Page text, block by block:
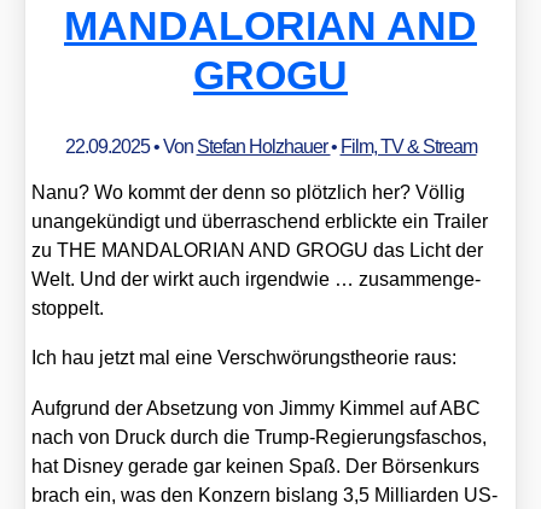
MANDALORIAN AND
GROGU
22.09.2025• Von Stefan Holzhauer• Film, TV & Stream
Nanu? Wo kommt der denn so plötz­lich her? Völ­lig
unan­ge­kün­digt und über­ra­schend erblick­te ein Trai­ler
zu THE MANDALORIAN AND GROGU das Licht der
Welt. Und der wirkt auch irgend­wie … zusam­men­ge­
stop­pelt.
Ich hau jetzt mal eine Ver­schwö­rungs­theo­rie raus:
Auf­grund der Abset­zung von Jim­my Kim­mel auf ABC
nach von Druck durch die Trump-Regie­rungs­fa­schos,
hat Dis­ney gera­de gar kei­nen Spaß. Der Bör­sen­kurs
brach ein, was den Kon­zern bis­lang 3,5 Mil­li­ar­den US-